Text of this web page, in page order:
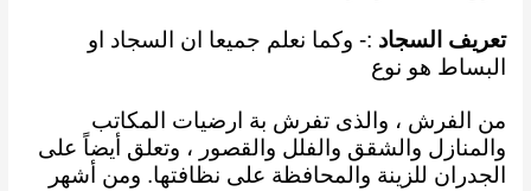
تعريف السجاد :- وكما نعلم جميعا ان السجاد او
البساط هو نوع
من الفرش ، والذى تفرش بة ارضيات المكاتب
والمنازل والشقق والفلل والقصور ، وتعلق أيضاً على
الجدران للزينة والمحافظة على نظافتها. ومن أشهر